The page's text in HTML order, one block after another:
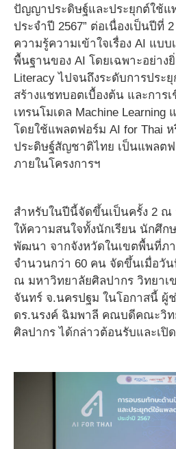
ปัญญาประดิษฐ์และประยุกต์ใช้แ
ประจำปี 2567” ต่อเนื่องเป็นปีที่
ความรู้ความเข้าใจเรื่อง AI แบ
พื้นฐานของ AI โดยเฉพาะอย่างยิ่
Literacy ไปจนถึงระดับการประ
สร้างแชทบอตเบื้องต้น และการ
เทรนโมเดล Machine Learning
โดยใช้แพลตฟอร์ม AI for Thai
ประดิษฐ์สัญชาติไทย เป็นแพลต
ภายในโครงการฯ
สำหรับในปีนี้จัดขึ้นเป็นครั้ง 2 ณ
ให้ความสนใจทั้งนักเรียน นักศึก
พัฒนา จากจังหวัดในเขตพื้นที่ภา
จำนวนกว่า 60 คน จัดขึ้นเมื่อวัน
ณ มหาวิทยาลัยศิลปากร วิทยาเ
จันทร์ จ.นครปฐม ในโอกาสนี้ ผู้
ดร.นรงค์ ฉิมพาลี คณบดีคณะวิท
ศิลปากร ได้กล่าวต้อนรับและเปิ